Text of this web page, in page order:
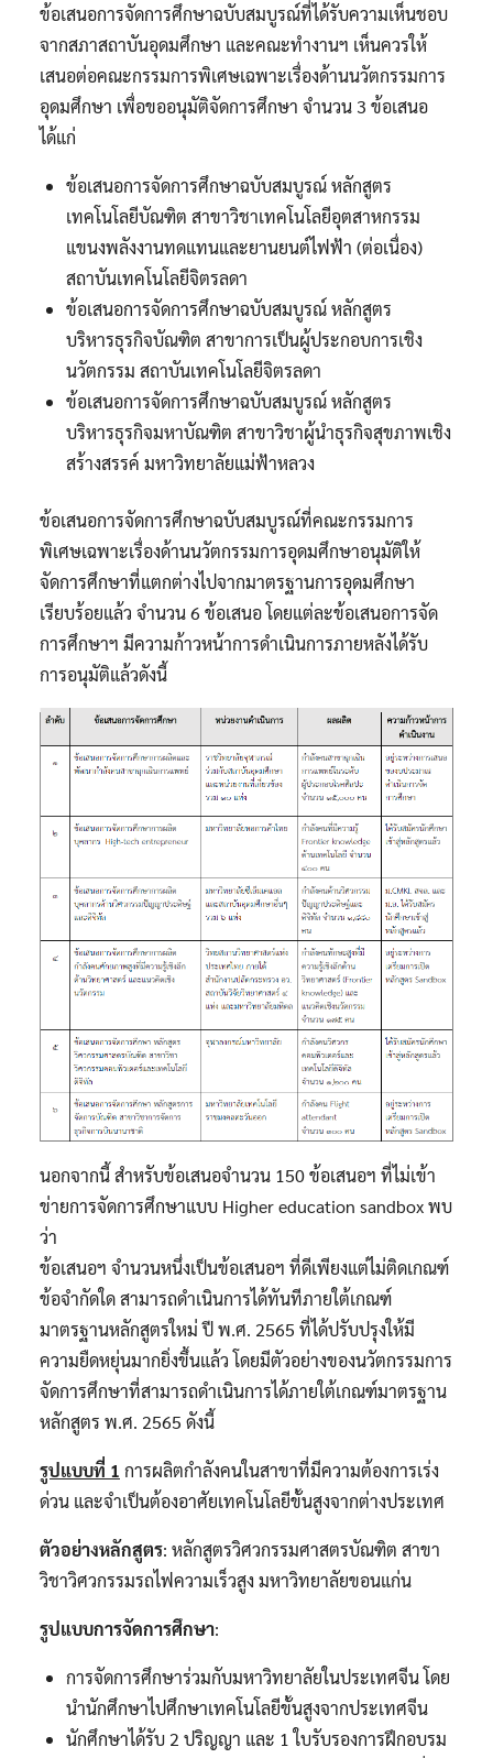
ข้อเสนอการจัดการศึกษาฉบับสมบูรณ์ที่ได้รับความเห็นชอบ
จากสภาสถาบันอุดมศึกษา และคณะทำงานฯ เห็นควรให้
เสนอต่อคณะกรรมการพิเศษเฉพาะเรื่องด้านนวัตกรรมการ
อุดมศึกษา เพื่อขออนุมัติจัดการศึกษา จำนวน 3 ข้อเสนอ
ได้แก่
ข้อเสนอการจัดการศึกษาฉบับสมบูรณ์ หลักสูตร
เทคโนโลยีบัณฑิต สาขาวิชาเทคโนโลยีอุตสาหกรรม
แขนงพลังงานทดแทนและยานยนต์ไฟฟ้า (ต่อเนื่อง)
สถาบันเทคโนโลยีจิตรลดา
ข้อเสนอการจัดการศึกษาฉบับสมบูรณ์ หลักสูตร
บริหารธุรกิจบัณฑิต สาขาการเป็นผู้ประกอบการเชิง
นวัตกรรม สถาบันเทคโนโลยีจิตรลดา
ข้อเสนอการจัดการศึกษาฉบับสมบูรณ์ หลักสูตร
บริหารธุรกิจมหาบัณฑิต สาขาวิชาผู้นำธุรกิจสุขภาพเชิง
สร้างสรรค์ มหาวิทยาลัยแม่ฟ้าหลวง
ข้อเสนอการจัดการศึกษาฉบับสมบูรณ์ที่คณะกรรมการ
พิเศษเฉพาะเรื่องด้านนวัตกรรมการอุดมศึกษาอนุมัติให้
จัดการศึกษาที่แตกต่างไปจากมาตรฐานการอุดมศึกษา
เรียบร้อยแล้ว จำนวน 6 ข้อเสนอ โดยแต่ละข้อเสนอการจัด
การศึกษาฯ มีความก้าวหน้าการดำเนินการภายหลังได้รับ
การอนุมัติแล้วดังนี้
นอกจากนี้ สำหรับข้อเสนอจำนวน 150 ข้อเสนอฯ ที่ไม่เข้า
ข่ายการจัดการศึกษาแบบ Higher education sandbox พบ
ว่า
ข้อเสนอฯ จำนวนหนึ่งเป็นข้อเสนอฯ ที่ดีเพียงแต่ไม่ติดเกณฑ์
ข้อจำกัดใด สามารถดำเนินการได้ทันทีภายใต้เกณฑ์
มาตรฐานหลักสูตรใหม่ ปี พ.ศ. 2565 ที่ได้ปรับปรุงให้มี
ความยืดหยุ่นมากยิ่งขึ้นแล้ว โดยมีตัวอย่างของนวัตกรรมการ
จัดการศึกษาที่สามารถดำเนินการได้ภายใต้เกณฑ์มาตรฐาน
หลักสูตร พ.ศ. 2565 ดังนี้
รูปแบบที่ 1 การผลิตกำลังคนในสาขาที่มีความต้องการเร่ง
ด่วน และจำเป็นต้องอาศัยเทคโนโลยีขั้นสูงจากต่างประเทศ
ตัวอย่างหลักสูตร: หลักสูตรวิศวกรรมศาสตรบัณฑิต สาขา
วิชาวิศวกรรมรถไฟความเร็วสูง มหาวิทยาลัยขอนแก่น
รูปแบบการจัดการศึกษา:
การจัดการศึกษาร่วมกับมหาวิทยาลัยในประเทศจีน โดย
นำนักศึกษาไปศึกษาเทคโนโลยีขั้นสูงจากประเทศจีน
นักศึกษาได้รับ 2 ปริญญา และ 1 ใบรับรองการฝึกอบรม